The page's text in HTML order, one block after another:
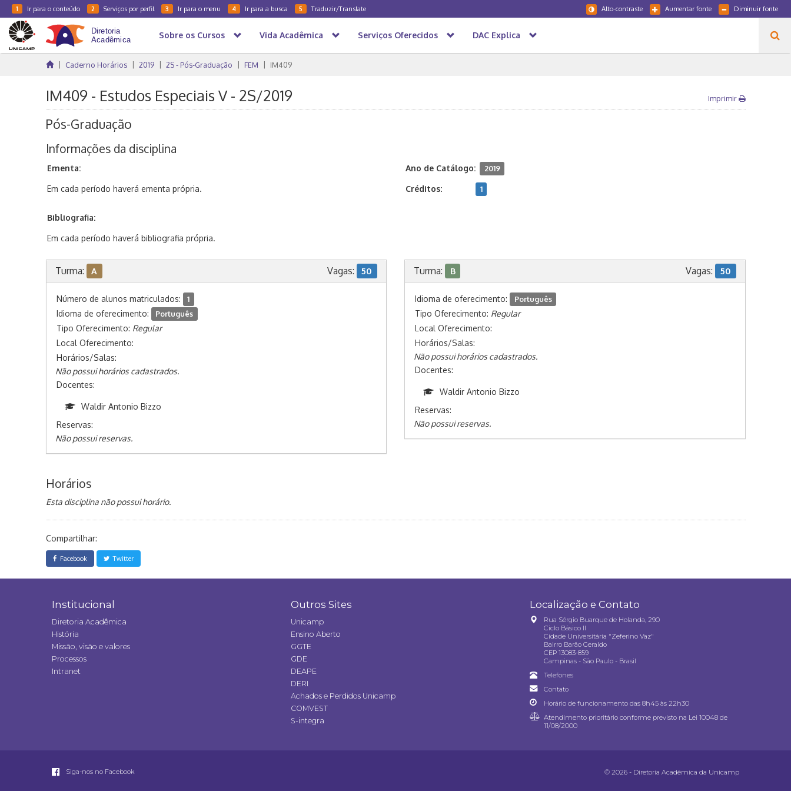
1 Ir para o conteúdo 2 Serviços por perfil 3 Ir para o menu 4 Ir para a busca 5 Traduzir/Translate Diminuir fonte
Aumentar fonte
Alto-contraste
Sobre os Cursos Vida Acadêmica Serviços Oferecidos DAC Explica
Caderno Horários 2019 2S - Pós-Graduação FEM IM409
IM409 - Estudos Especiais V - 2S/2019 Imprimir
Pós-Graduação
Informações da disciplina
Ementa:
Em cada período haverá ementa própria.
Bibliografia:
Em cada período haverá bibliografia própria.
Ano de Catálogo: 2019
Créditos: 1
Turma: A Vagas: 50
Número de alunos matriculados: 1
Idioma de oferecimento: Português
Tipo Oferecimento: Regular
Local Oferecimento:
Horários/Salas:
Não possui horários cadastrados.
Docentes:
Waldir Antonio Bizzo
Reservas:
Não possui reservas.
Turma: B Vagas: 50
Idioma de oferecimento: Português
Tipo Oferecimento: Regular
Local Oferecimento:
Horários/Salas:
Não possui horários cadastrados.
Docentes:
Waldir Antonio Bizzo
Reservas:
Não possui reservas.
Horários
Esta disciplina não possui horário.
Compartilhar:
Facebook Twitter
Institucional
Diretoria Acadêmica
História
Missão, visão e valores
Processos
Intranet
Outros Sites
Unicamp
Ensino Aberto
GGTE
GDE
DEAPE
DERI
Achados e Perdidos Unicamp
COMVEST
S-integra
Localização e Contato
Rua Sérgio Buarque de Holanda, 290
Ciclo Básico II
Cidade Universitária "Zeferino Vaz"
Bairro Barão Geraldo
CEP 13083-859
Campinas - São Paulo - Brasil
Telefones
Contato
Horário de funcionamento das 8h45 às 22h30
Atendimento prioritário conforme previsto na Lei 10048 de
11/08/2000
Siga-nos no Facebook © 2026 - Diretoria Acadêmica da Unicamp